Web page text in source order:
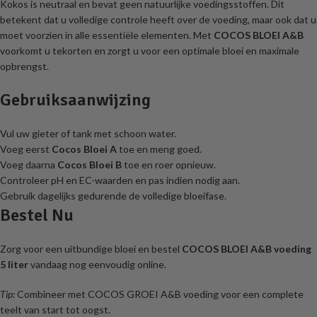
Kokos is neutraal en bevat geen natuurlijke voedingsstoffen. Dit
betekent dat u volledige controle heeft over de voeding, maar ook dat u
moet voorzien in alle essentiële elementen. Met COCOS BLOEI A&B
voorkomt u tekorten en zorgt u voor een optimale bloei en maximale
opbrengst.
Gebruiksaanwijzing
Vul uw gieter of tank met schoon water.
Voeg eerst Cocos Bloei Atoe en meng goed.
Voeg daarna Cocos Bloei Btoe en roer opnieuw.
Controleer pH en EC-waarden en pas indien nodig aan.
Gebruik dagelijks gedurende de volledige bloeifase.
Bestel Nu
Zorg voor een uitbundige bloei en bestel COCOS BLOEI A&B voeding
5 litervandaag nog eenvoudig online.
Tip: Combineer met COCOS GROEI A&B voeding voor een complete
teelt van start tot oogst.